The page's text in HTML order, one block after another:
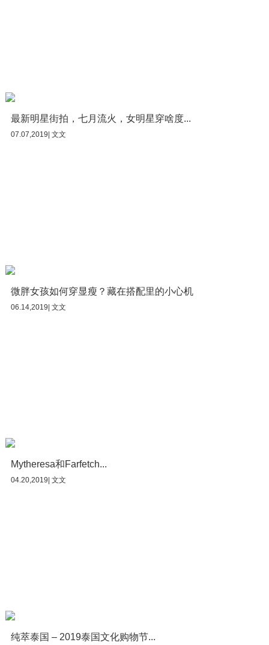
最新明星街拍，七月流火，女明星穿啥度...
07.07,2019| 文文
微胖女孩如何穿显瘦？藏在搭配里的小心机
06.14,2019| 文文
Mytheresa和Farfetch...
04.20,2019| 文文
纯萃泰国 – 2019泰国文化购物节...